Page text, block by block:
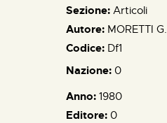
Sezione: Articoli
Autore: MORETTI G.
Codice: Df1
Nazione: 0
Anno: 1980
Editore: 0